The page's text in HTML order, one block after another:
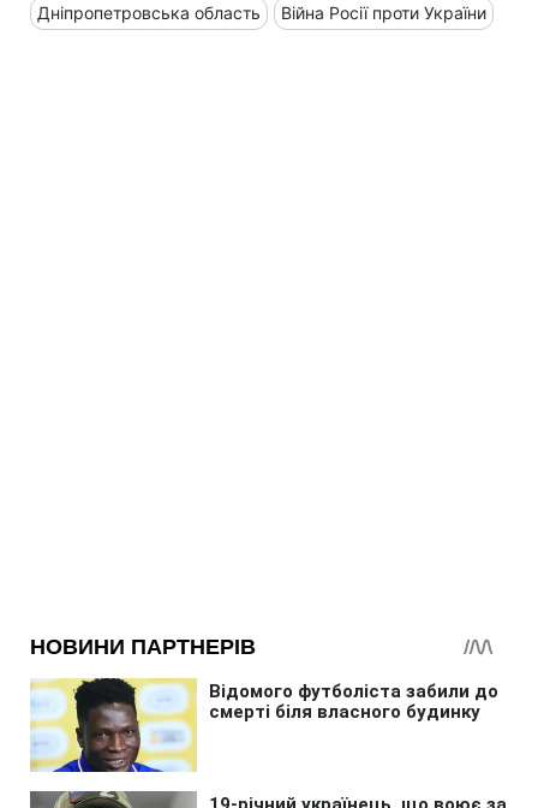
Дніпропетровська область Війна Росії проти України